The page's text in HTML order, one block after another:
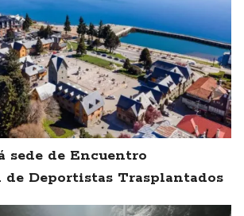
sede de Encuentro
Deportistas Trasplantados